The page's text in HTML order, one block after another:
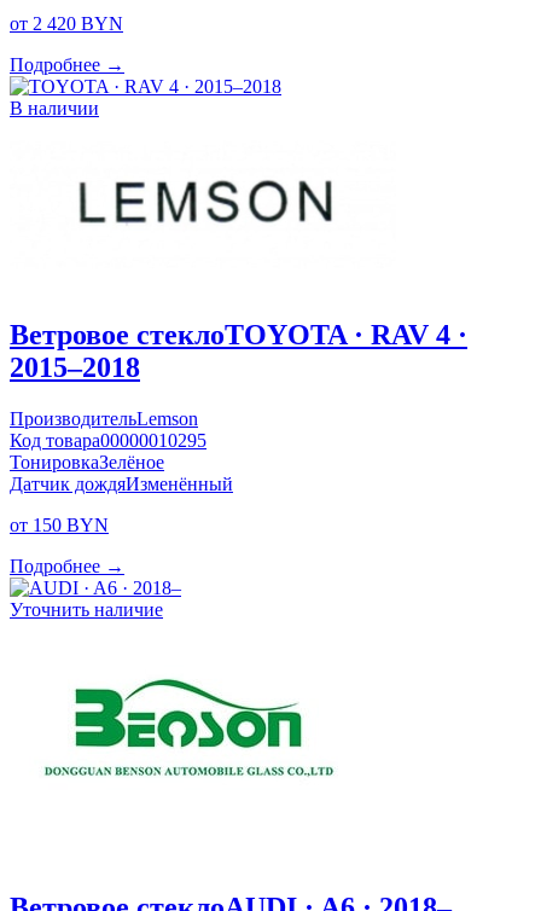
от 2 420 BYN
Подробнее →
В наличии
Ветровое стеклоTOYOTA · RAV 4 ·
2015–2018
ПроизводительLemson
Код товара00000010295
ТонировкаЗелёное
Датчик дождяИзменённый
от 150 BYN
Подробнее →
Уточнить наличие